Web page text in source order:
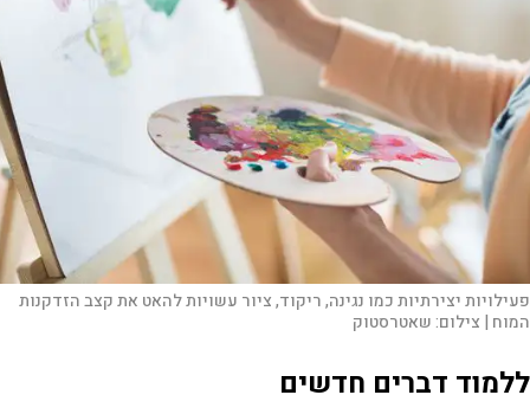
פעילויות יצירתיות כמו נגינה, ריקוד, ציור עשויות להאט את קצב הזדקנות
המוח | צילום:שאטרסטוק
ללמוד דברים חדשים